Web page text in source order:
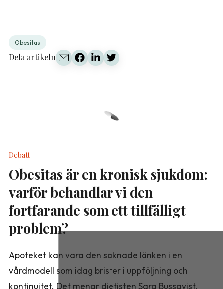
Obesitas
Dela artikeln
Debatt
Obesitas är en kronisk sjukdom:
varför behandlar vi den
fortfarande som ett tillfälligt
problem?
Apoteket kan vara den saknade länken i en
vårdmodell som idag brister i uppföljning och
kontinuitet. Det menar dietisten Sara Bussqvist.